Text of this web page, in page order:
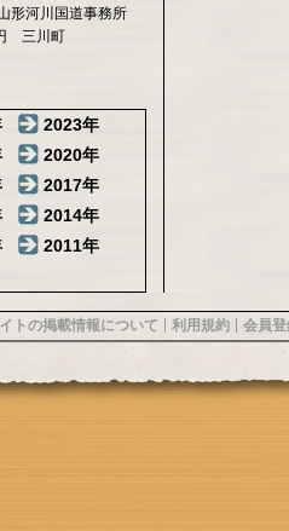
形河川国道事務所
三川町
2023年
2020年
2017年
2014年
2011年
トの掲載情報について 利用規約 会員